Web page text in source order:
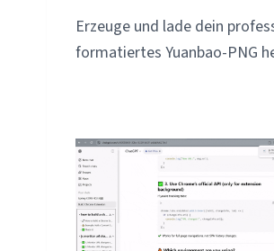
Erzeuge und lade dein
formatiertes Yuanbao-PNG